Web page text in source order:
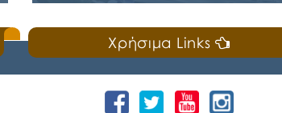
📣Για 3η συνεχή χρονιά «άνοιξε πανιά» η
Ναυτική Εβδομάδα Χαλκίδας χθες,
18 Ιουλίου 2026, που διοργανώνουν ο
Χαλκιδέων και η Ιερά Μητρόπολη
Ιστιαίας και Βορείων Σποράδων, με την
Χρήσιμα Links